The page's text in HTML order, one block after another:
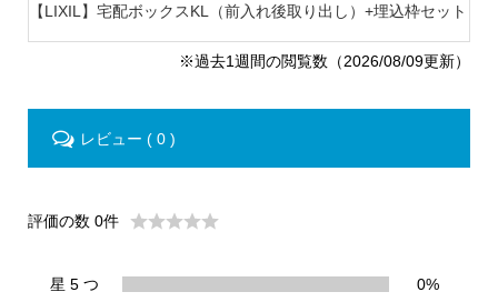
【LIXIL】宅配ボックスKL（前入れ後取り出し）+埋込枠セット
※過去1週間の閲覧数（2026/08/09更新）
レビュー ( 0 )
評価の数 0件
星 5 つ 0%